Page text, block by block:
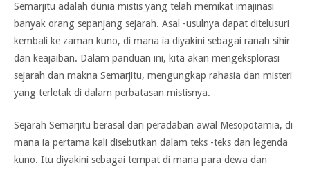
Semarjitu adalah dunia mistis yang telah memikat imajinasi
banyak orang sepanjang sejarah. Asal -usulnya dapat ditelusuri
kembali ke zaman kuno, di mana ia diyakini sebagai ranah sihir
dan keajaiban. Dalam panduan ini, kita akan mengeksplorasi
sejarah dan makna Semarjitu, mengungkap rahasia dan misteri
yang terletak di dalam perbatasan mistisnya.
Sejarah Semarjitu berasal dari peradaban awal Mesopotamia, di
mana ia pertama kali disebutkan dalam teks -teks dan legenda
kuno. Itu diyakini sebagai tempat di mana para dewa dan